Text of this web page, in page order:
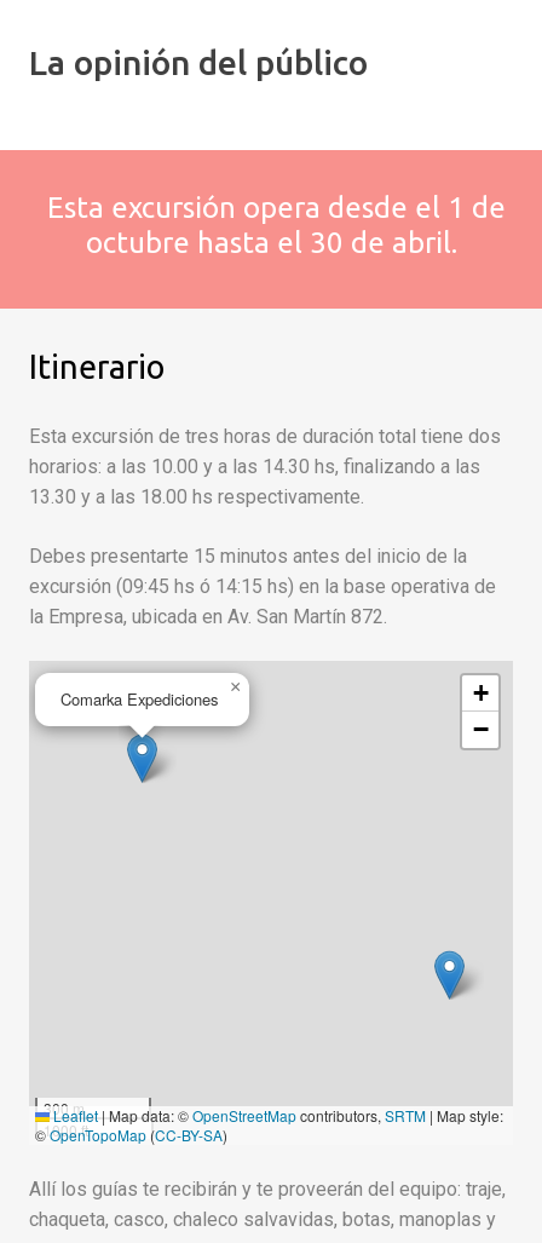
La opinión del público
Esta excursión opera desde el 1 de
octubre hasta el 30 de abril.
Itinerario
Esta excursión de tres horas de duración total tiene dos
horarios: a las 10.00 y a las 14.30 hs, finalizando a las
13.30 y a las 18.00 hs respectivamente.
Debes presentarte 15 minutos antes del inicio de la
excursión (09:45 hs ó 14:15 hs) en la base operativa de
la Empresa, ubicada en Av. San Martín 872.
Comarka Expediciones
×
+
−
300 m
1000 ft
Leaflet|Map data: ©OpenStreetMapcontributors, SRTM | Map style:
©OpenTopoMap (CC-BY-SA)
Allí los guías te recibirán y te proveerán del equipo: traje,
chaqueta, casco, chaleco salvavidas, botas, manoplas y